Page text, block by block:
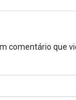
comentário que